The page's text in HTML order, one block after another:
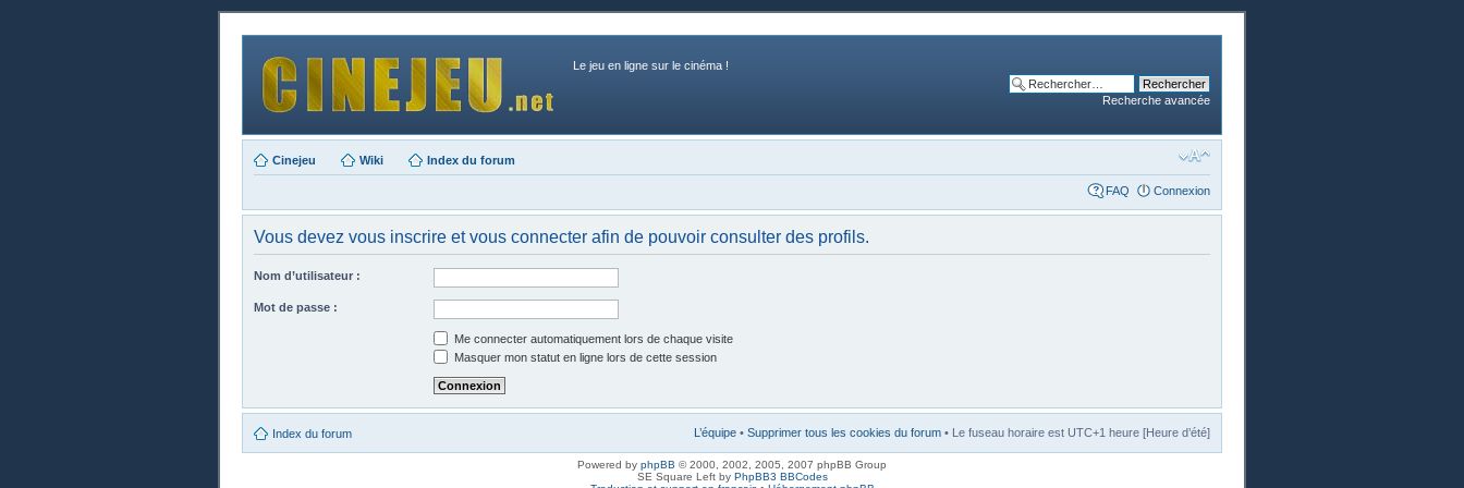
Le jeu en ligne sur le cinéma !
Recherche avancée
Cinejeu Wiki Index du forum
FAQ Connexion
Vous devez vous inscrire et vous connecter afin de pouvoir consulter des profils.
Nom d’utilisateur :
Mot de passe :
Me connecter automatiquement lors de chaque visite
Masquer mon statut en ligne lors de cette session
Index du forum L’équipe • Supprimer tous les cookies du forum • Le fuseau horaire est UTC+1 heure [Heure d’été]
Powered by phpBB © 2000, 2002, 2005, 2007 phpBB Group
SE Square Left by PhpBB3 BBCodes